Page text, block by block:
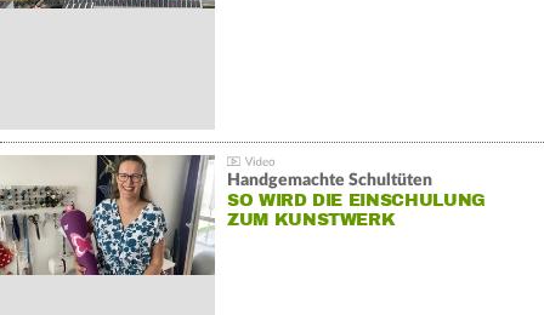
Handgemachte Schultüten
SO WIRD DIE EINSCHULUNG
ZUM KUNSTWERK